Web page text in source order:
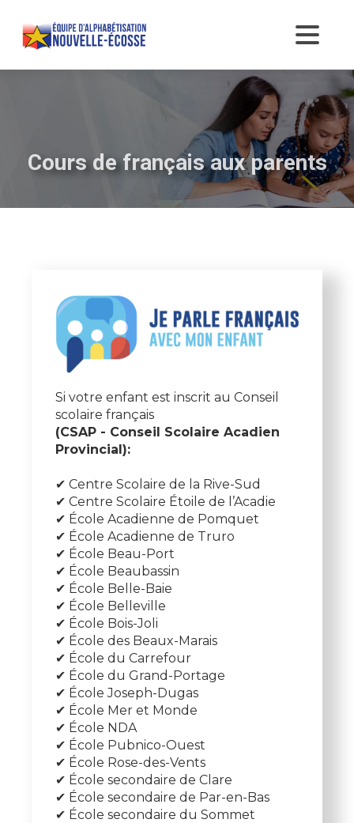
Cours de français aux parents
Si votre enfant est inscrit au Conseil
scolaire français
(CSAP - Conseil Scolaire Acadien
Provincial):
✔ Centre Scolaire de la Rive-Sud
✔ Centre Scolaire Étoile de l’Acadie
✔ École Acadienne de Pomquet
✔ École Acadienne de Truro
✔ École Beau-Port
✔ École Beaubassin
✔ École Belle-Baie
✔ École Belleville
✔ École Bois-Joli
✔ École des Beaux-Marais
✔ École du Carrefour
✔ École du Grand-Portage
✔ École Joseph-Dugas
✔ École Mer et Monde
✔ École NDA
✔ École Pubnico-Ouest
✔ École Rose-des-Vents
✔ École secondaire de Clare
✔ École secondaire de Par-en-Bas
✔ École secondaire du Sommet